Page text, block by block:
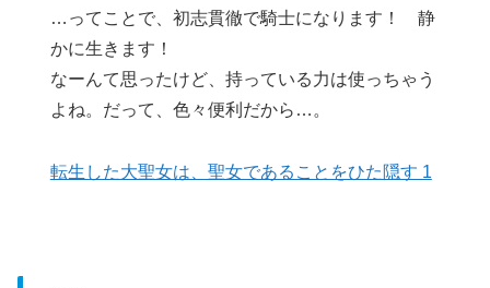
…ってことで、初志貫徹で騎士になります！ 静
かに生きます！
なーんて思ったけど、持っている力は使っちゃう
よね。だって、色々便利だから…。
転生した大聖女は、聖女であることをひた隠す 1